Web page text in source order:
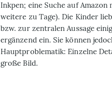
Inkpen; eine Suche auf
weitere zu Tage). Die Kinder
bzw. zur zentralen Aussage
ergänzend ein. Sie können
Hauptproblematik: Einzelne
große Bild.